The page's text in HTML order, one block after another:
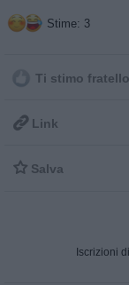
Stime: 3
Ti stimo fratello
 Link
 Salva
Iscrizioni